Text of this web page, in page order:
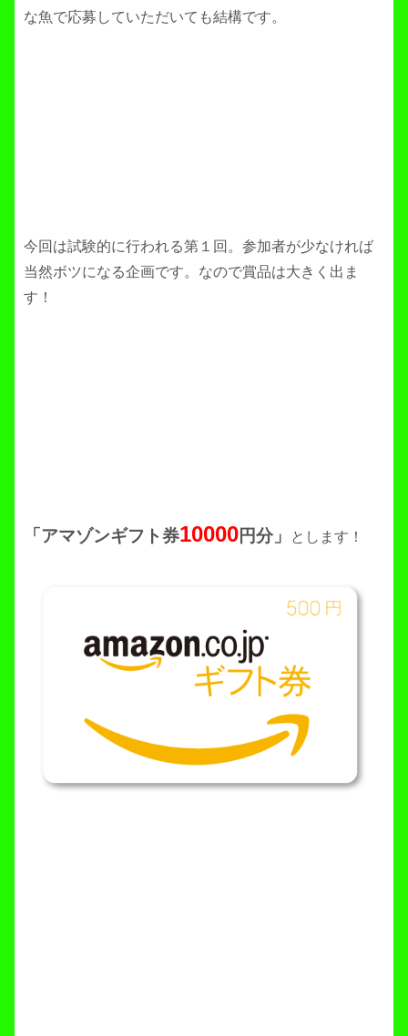
な魚で応募していただいても結構です。
今回は試験的に行われる第１回。参加者が少なければ
当然ボツになる企画です。なので賞品は大きく出ま
す！
「アマゾンギフト券10000円分」 とします！